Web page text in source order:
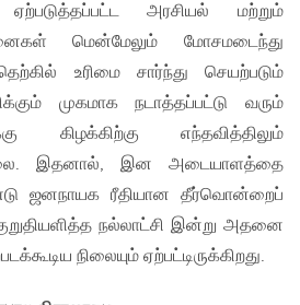
அரசியல் மற்றும்
மென்மேலும் மோசமடைந்து
உரிமை சார்ந்து செயற்படும்
முகமாக நடாத்தப்பட்டு வரும்
கிழக்கிற்கு எந்தவி​த்திலும்
இதனால், இன அடையாளத்தை
ஜனநாயக ரீதியான தீர்வொன்றைப்
நல்லாட்சி இன்று அதனை
நிலையும் ஏற்பட்டிருக்கிறது.